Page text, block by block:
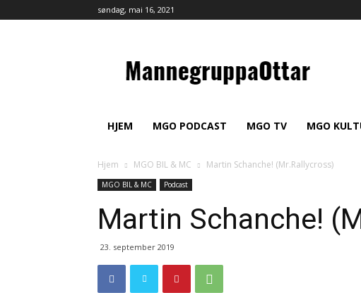
søndag, mai 16, 2021
HJEM MGO PODCAST MGO TV MGO
Hjem MGO BIL & MC Martin Schanche! (Mr.Rallycross)
MGO BIL & MC Podcast
Martin Schanche!
23. september 2019